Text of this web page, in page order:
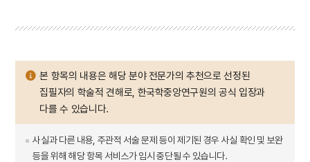
본 항목의 내용은 해당 분야 전문가의 추천으로 선정된
집필자의 학술적 견해로, 한국학중앙연구원의 공식 입장과
다를 수 있습니다.
사실과 다른 내용, 주관적 서술 문제 등이 제기된 경우 사실 확인 및 보완
등을 위해 해당 항목 서비스가 임시 중단될 수 있습니다.